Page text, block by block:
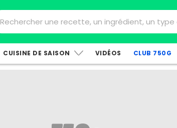
CUISINE DE SAISON VIDÉOS CLUB 750G